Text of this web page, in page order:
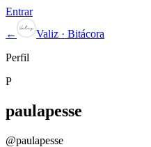
Entrar
←
Valiz · Bitácora
Perfil
P
paulapesse
@paulapesse